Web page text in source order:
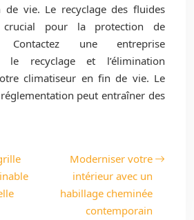
vie. Le recyclage des fluides
crucial pour la protection de
Contactez une entreprise
le recyclage et l’élimination
climatiseur en fin de vie. Le
peut entraîner des
Moderniser votre
intérieur avec un
habillage cheminée
contemporain